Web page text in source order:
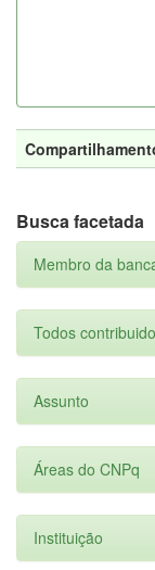
Busca facetada
Membro da
Todos
Assunto
Áreas do CNPq
Instituição